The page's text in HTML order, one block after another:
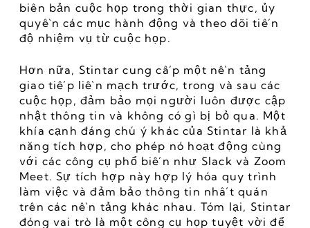
biên bản cuộc họp trong thời gian thực, ủy
quyền các mục hành động và theo dõi tiến
độ nhiệm vụ từ cuộc họp.
Hơn nữa, Stintar cung cấp một nền tảng
giao tiếp liền mạch trước, trong và sau các
cuộc họp, đảm bảo mọi người luôn được cập
nhật thông tin và không có gì bị bỏ qua. Một
khía cạnh đáng chú ý khác của Stintar là khả
năng tích hợp, cho phép nó hoạt động cùng
với các công cụ phổ biến như Slack và Zoom
Meet. Sự tích hợp này hợp lý hóa quy trình
làm việc và đảm bảo thông tin nhất quán
trên các nền tảng khác nhau. Tóm lại, Stintar
đóng vai trò là một công cụ họp tuyệt vời để